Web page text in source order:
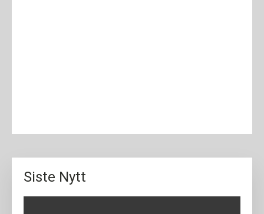
Siste Nytt